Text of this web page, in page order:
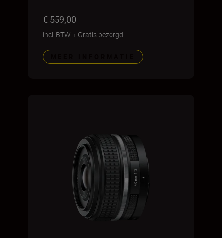
€ 559,00
incl. BTW + Gratis bezorgd